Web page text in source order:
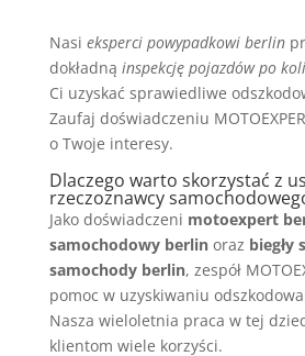
Nasi eksperci powypadkowi berlin
dokładną inspekcję pojazdów po
Ci uzyskać sprawiedliwe
Zaufaj doświadczeniu
o Twoje interesy.
Dlaczego warto skorzystać z
rzeczoznawcy
Jako doświadczeni motoexpert
samochodowy berlinoraz biegły
samochody berlin, zespół
pomoc w uzyskiwaniu
Nasza wieloletnia praca w tej
klientom wiele korzyści.